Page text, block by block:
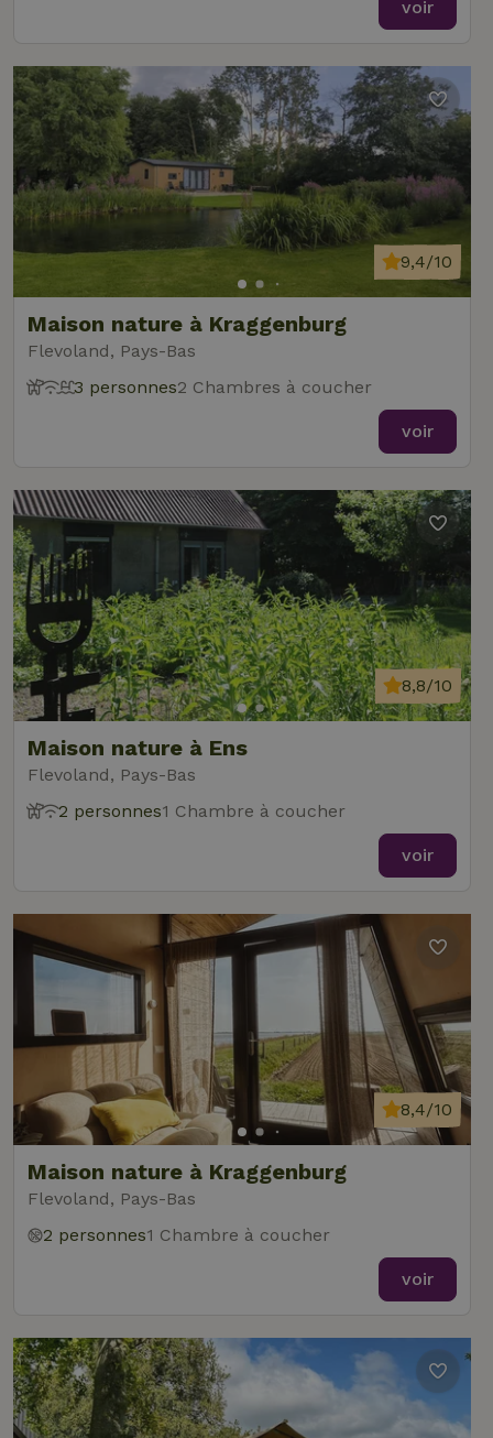
voir
Maison nature à Kraggenburg
Flevoland, Pays-Bas
9,4/10
3 personnes2 Chambres à coucher
voir
Maison nature à Ens
Flevoland, Pays-Bas
8,8/10
2 personnes1 Chambre à coucher
voir
Maison nature à Kraggenburg
Flevoland, Pays-Bas
8,4/10
2 personnes1 Chambre à coucher
voir